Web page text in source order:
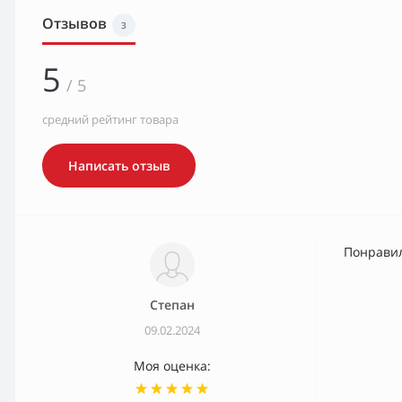
Отзывов 3
5 / 5
средний рейтинг товара
Написать отзыв
Степан
09.02.2024
Моя оценка: